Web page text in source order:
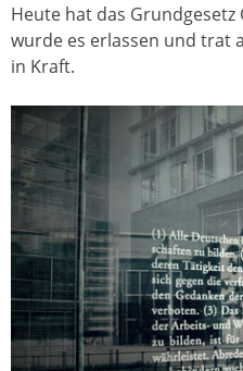
Heute hat das Grundgesetz
wurde es erlassen und trat
in Kraft.